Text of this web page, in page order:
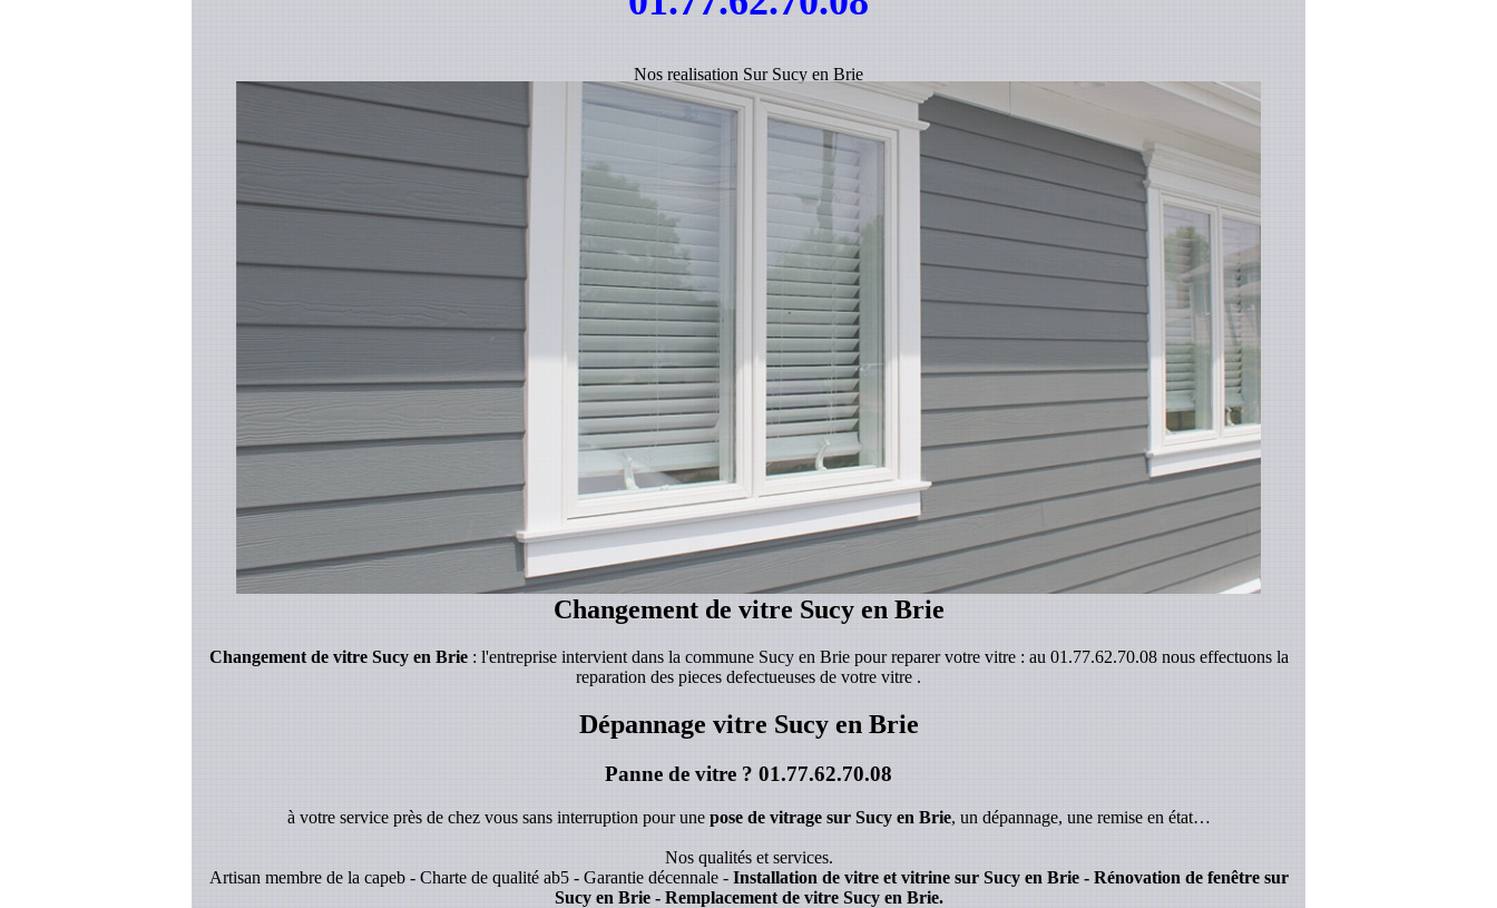
Nos realisation Sur Sucy en Brie
Changement de vitre Sucy en Brie
Changement de vitre Sucy en Brie: l'entreprise intervient dans la commune Sucy en Brie pour reparer votre vitre : au 01.77.62.70.08 nous effectuons la
reparation des pieces defectueuses de votre vitre .
Dépannage vitre Sucy en Brie
Panne de vitre ?01.77.62.70.08
à votre service près de chez vous sans interruption pour unepose de vitrage sur Sucy en Brie, un dépannage, une remise en état…
Nos qualités et services.
Artisan membre de la capeb - Charte de qualité ab5 - Garantie décennale -Installation de vitre et vitrine sur Sucy en Brie - Rénovation de fenêtre sur
Sucy en Brie - Remplacement de vitre Sucy en Brie.